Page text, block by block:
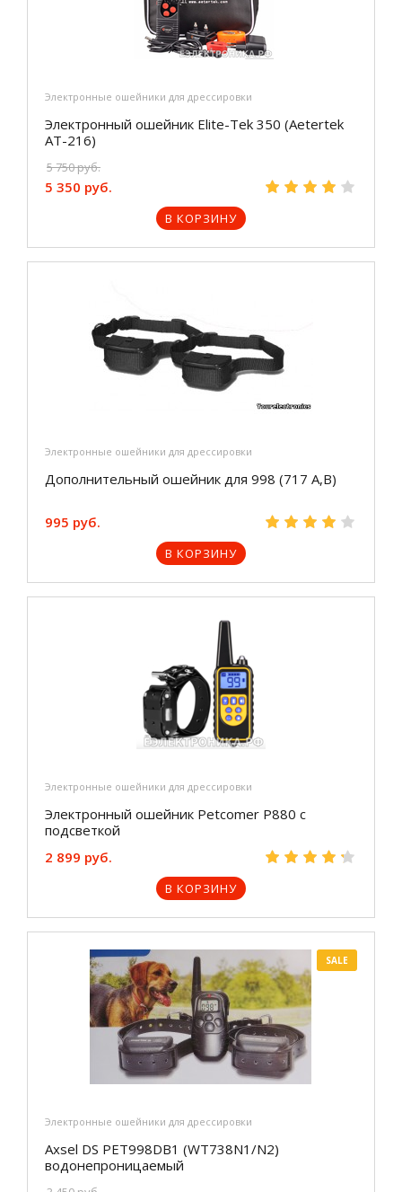
Электронные ошейники для дрессировки
Электронный ошейник Elite-Tek 350 (Aetertek
AT-216)
5 750 руб.
5 350 руб.
В КОРЗИНУ
Электронные ошейники для дрессировки
Дополнительный ошейник для 998 (717 A,B)
995 руб.
В КОРЗИНУ
Электронные ошейники для дрессировки
Электронный ошейник Petcomer P880 c
подсветкой
2 899 руб.
В КОРЗИНУ
SALE
Электронные ошейники для дрессировки
Axsel DS PET998DB1 (WT738N1/N2)
водонепроницаемый